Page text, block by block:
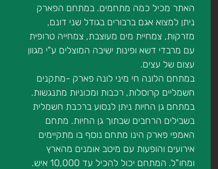
האתר מכיל כמה מתחמים. במתחם הפארק
ניתן למצוא אגם ברבורים בגודל שני דונם,
מזרקות, צמחיית מים מעוצבת, צמחייה טרופית
עם מרבדי דשא ופינות ישיבה המוצלים ע"י מגוון
עצום של עצים.
במתחם הלונה חי מיני לונה פארק -מתקנים
חשמליים קרוסלות, רכבות ומכוניות מתנגשות.
במתחם גן החיות ניתן לנסוע ברכבת חשמלית
בשבילים הרחבים שבתוך גן החיות. מתחם
האמפי פארק הינו מתחם נוסף בו מתקיימים
אירועים והופעות עם מיטב אומנים מהארץ
ומחו"ל. המתחם יכול להכיל עד 10,000 איש.